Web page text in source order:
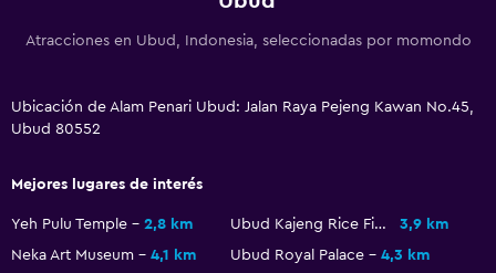
Atracciones en Ubud, Indonesia, seleccionadas por momondo
Ubicación de Alam Penari Ubud: Jalan Raya Pejeng Kawan No.45,
Ubud 80552
Mejores lugares de interés
Yeh Pulu Temple 2,8 km Ubud Kajeng Rice Fields Walk
3,9 km
Neka Art Museum
4,1 km Ubud Royal Palace
4,3 km